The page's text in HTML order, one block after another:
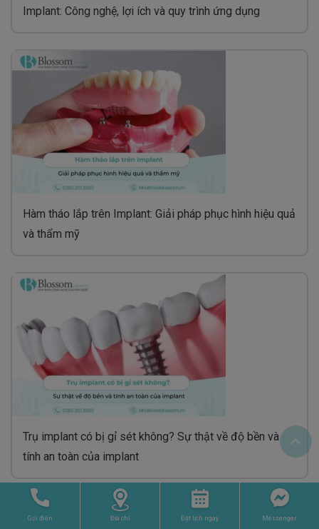
Implant: Công nghệ, lợi ích và quy trình ứng dụng
Hàm tháo lắp trên Implant: Giải pháp phục hình hiệu quả
và thẩm mỹ
Trụ implant có bị gỉ sét không? Sự thật về độ bền và
tính an toàn của implant

Gọi điện Địa chỉ Đặt lịch ngay Messenger